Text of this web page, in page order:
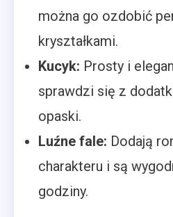
można go ozdobić
kryształkami.
Kucyk: Prosty i
sprawdzi się z
opaski.
Luźne fale: Dodają
charakteru i są
godziny.